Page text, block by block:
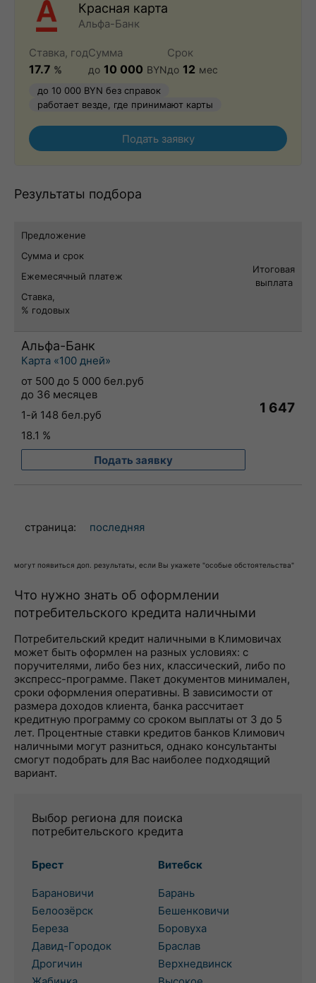
Красная карта
Альфа-Банк
Ставка, год
17.7 %
Сумма
до 10 000 BYN
Срок
до 12 мес
до 10 000 BYN без справок
работает везде, где принимают карты
Подать заявку
Результаты подбора
Предложение
Сумма и срок
Ежемесячный платеж
Ставка,
% годовых
Итоговая
выплата
Альфа-Банк
Карта «100 дней»
от 500 до 5 000 бел.руб
до 36 месяцев
1-й 148 бел.руб
18.1 %
Подать заявку
1 647
страница: последняя
могут появиться доп. результаты, если Вы укажете "особые обстоятельства"
Что нужно знать об оформлении
потребительского кредита наличными
Потребительский кредит наличными в Климовичах
может быть оформлен на разных условиях: с
поручителями, либо без них, классический, либо по
экспресс-программе. Пакет документов минимален,
сроки оформления оперативны. В зависимости от
размера доходов клиента, банка рассчитает
кредитную программу со сроком выплаты от 3 до 5
лет. Процентные ставки кредитов банков Климович
наличными могут разниться, однако консультанты
смогут подобрать для Вас наиболее подходящий
вариант.
Выбор региона для поиска
потребительского кредита
Брест
Барановичи
Белоозёрск
Береза
Давид-Городок
Дрогичин
Витебск
Барань
Бешенковичи
Боровуха
Браслав
Верхнедвинск